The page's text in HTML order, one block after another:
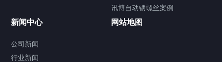
联系我们
讯博自动锁螺丝案例
新闻中心
公司新闻
行业新闻
网站地图